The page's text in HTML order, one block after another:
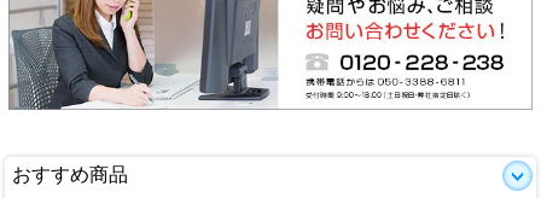
おすすめ商品